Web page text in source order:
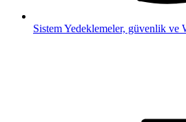
SistemYedeklemeler, güvenlik ve